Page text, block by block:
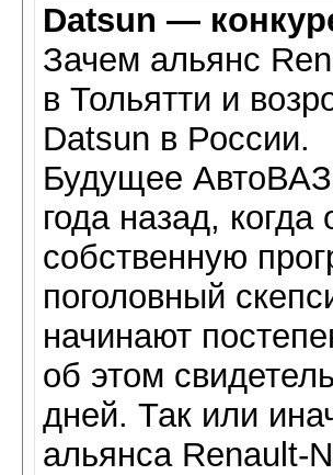
Datsun —
Зачем альянс
в Тольятти и
Datsun в России.
Будущее
года назад, когда
собственную
поголовный
начинают
об этом
дней. Так или
альянса Renault-